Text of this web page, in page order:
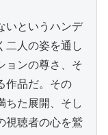
いというハンデ
二人の姿を通し
ョンの尊さ、そ
作品だ。その
ちた展開、そし
視聴者の心を鷲